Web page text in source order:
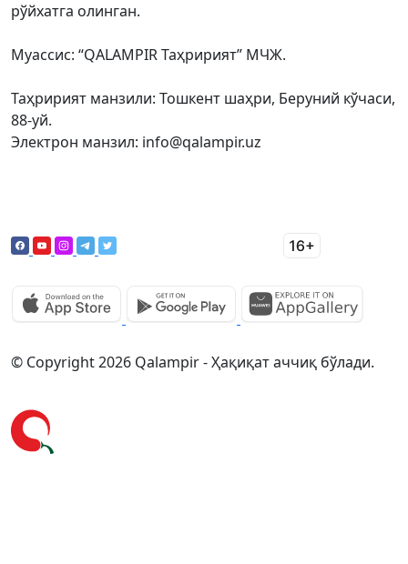
рўйхатга олинган.
Муассис: “QALAMPIR Таҳририят” МЧЖ.
Таҳририят манзили: Тошкент шаҳри, Беруний кўчаси,
88-уй.
Электрон манзил: info@qalampir.uz
© Copyright 2026 Qalampir - Ҳақиқат аччиқ бўлади.